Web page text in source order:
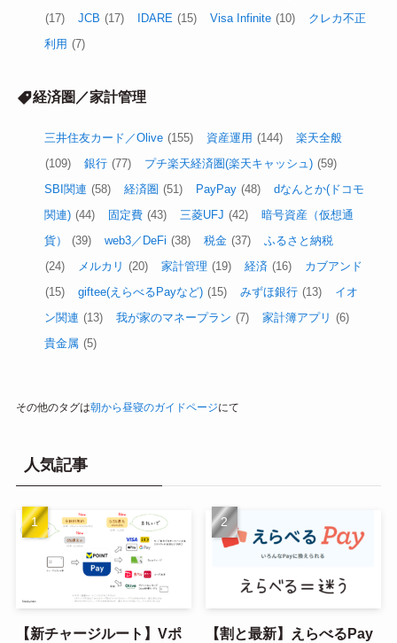
(17)
JCB (17) IDARE (15) Visa Infinite (10)
クレカ不正
利用 (7)
経済圏／家計管理
三井住友カード／Olive (155) 資産運用 (144)
楽天全般
(109)
銀行 (77) プチ楽天経済圏(楽天キャッシュ) (59)
SBI関連 (58) 経済圏 (51) PayPay (48)
dなんとか(ドコモ
関連) (44) 固定費 (43) 三菱UFJ (42)
暗号資産（仮想通
貨）
(39) web3／DeFi (38) 税金 (37)
ふるさと納税
(24)
メルカリ (20) 家計管理 (19) 経済 (16)
カブアンド
(15)
giftee(えらべるPayなど) (15) みずほ銀行 (13)
イオ
ン関連 (13) 我が家のマネープラン (7) 家計簿アプリ (6)
貴金属 (5)
その他のタグは朝から昼寝のガイドページにて
人気記事
【新チャージルート】Vポ
【割と最新】えらべるPay